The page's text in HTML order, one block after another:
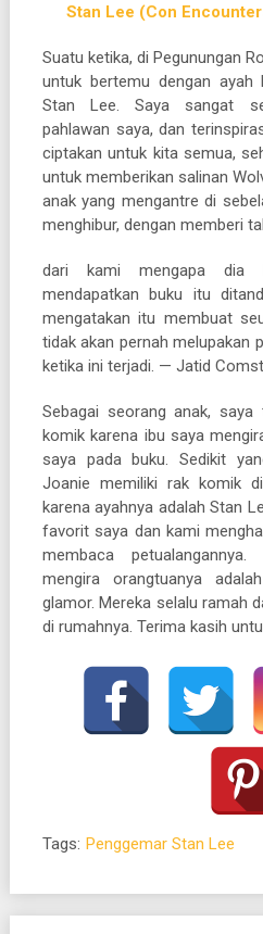
Stan Lee (Con
Suatu ketika, di Pegunungan
untuk bertemu dengan ayah
Stan Lee. Saya sangat
pahlawan saya, dan
ciptakan untuk kita semua,
untuk memberikan salinan
anak yang mengantre di
menghibur, dengan memberi
dari kami mengapa dia
mendapatkan buku itu
mengatakan itu membuat
tidak akan pernah melupakan
ketika ini terjadi. — Jatid
Sebagai seorang anak,
komik karena ibu saya
saya pada buku. Sedikit
Joanie memiliki rak komik
karena ayahnya adalah Stan
favorit saya dan kami
membaca
mengira orangtuanya
glamor. Mereka selalu ramah
di rumahnya. Terima kasih
Tags: Penggemar Stan Lee